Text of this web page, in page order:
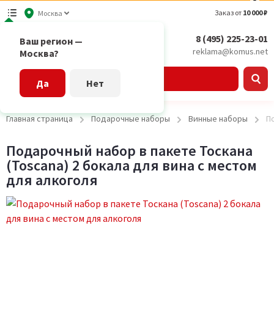
Москва
Ваш регион —
Москва?
Да Нет
Заказ от 10 000 ₽
8 (495) 225-23-01
reklama@komus.net
Главная страница Подарочные наборы Винные наборы
Подарочный набор в пакете Тоскана
(Toscana) 2 бокала для вина с местом
для алкоголя